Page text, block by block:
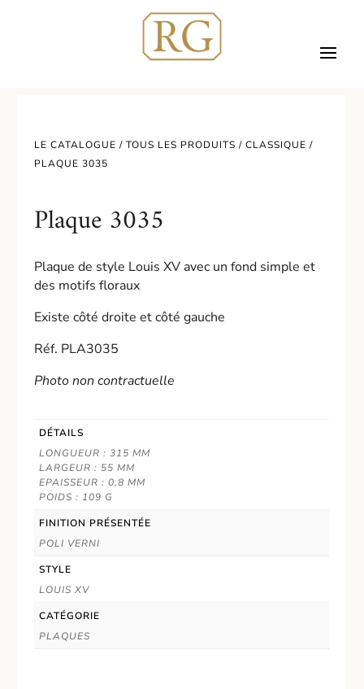
LE CATALOGUE /TOUS LES PRODUITS /CLASSIQUE /
PLAQUE 3035
Plaque 3035
Plaque de style Louis XV avec un fond simple et
des motifs floraux
Existe côté droite et côté gauche
Réf. PLA3035
Photo non contractuelle
DÉTAILS
LONGUEUR : 315 MM
LARGEUR : 55 MM
EPAISSEUR : 0,8 MM
POIDS : 109 G
FINITION PRÉSENTÉE
POLI VERNI
STYLE
LOUIS XV
CATÉGORIE
PLAQUES